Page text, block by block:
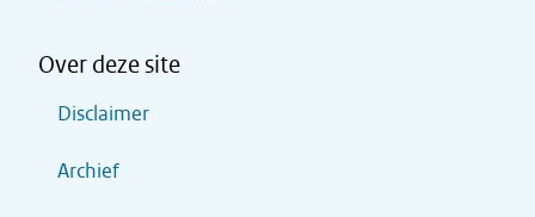
Over deze site
Disclaimer
Archief